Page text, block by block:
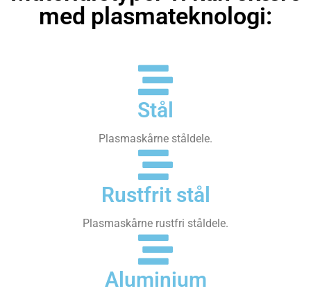
med plasmateknologi:
Stål
Plasmaskårne ståldele.
Rustfrit stål
Plasmaskårne rustfri ståldele.
Aluminium